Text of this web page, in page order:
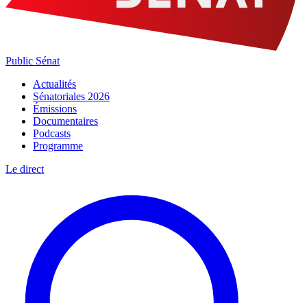
Public Sénat
Actualités
Sénatoriales 2026
Émissions
Documentaires
Podcasts
Programme
Le direct